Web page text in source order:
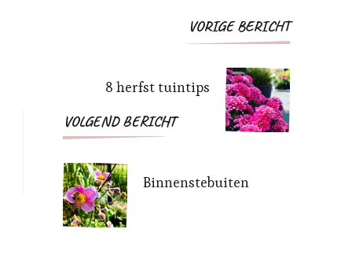
Bericht
VORIGE BERICHT
8 herfst tuintips
VOLGEND BERICHT
Binnenstebuiten